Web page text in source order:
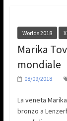
Worlds 2018
Marika
mondiale
08/09/2018
La veneta
bronzo a